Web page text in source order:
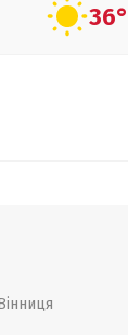
36°